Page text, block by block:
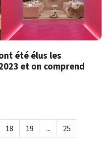
été élus les
et on comprend
18 19 ...
25